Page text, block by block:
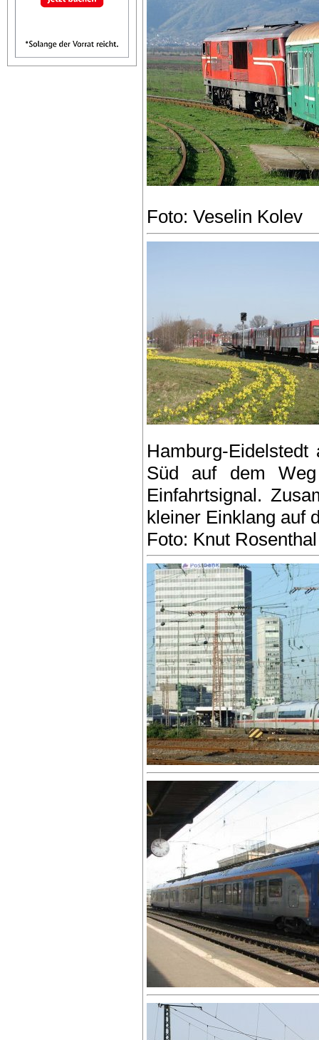
Foto: Veselin Kolev
Hamburg-
Süd auf dem
Einfahrtsignal.
kleiner Einklang auf
Foto: Knut Rosenthal